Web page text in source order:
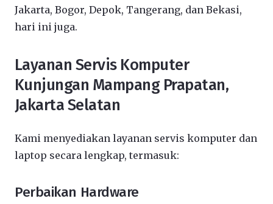
Jakarta, Bogor, Depok, Tangerang, dan Bekasi,
hari ini juga.
Layanan Servis Komputer
Kunjungan Mampang Prapatan,
Jakarta Selatan
Kami menyediakan layanan servis komputer dan
laptop secara lengkap, termasuk:
Perbaikan Hardware